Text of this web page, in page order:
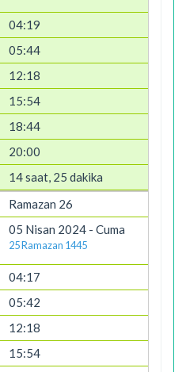
04:19
05:44
12:18
15:54
18:44
20:00
14 saat, 25 dakika
Ramazan 26
05 Nisan 2024 - Cuma
25 Ramazan 1445
04:17
05:42
12:18
15:54